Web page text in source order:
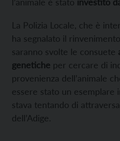
La Polizia Locale, che è
ha segnalato il
saranno svolte le consuete
genetiche per cercare di
provenienza dell’animale
essere stato un esemplare
stava tentando di
dell’Adige.